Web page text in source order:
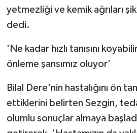
yetmezliği ve kemik ağrıları
dedi.
'Ne kadar hızlı tanısını
önleme şansımız oluyor'
Bilal Dere'nin hastalığını ön
ettiklerini belirten Sezgin,
olumlu sonuçlar almaya